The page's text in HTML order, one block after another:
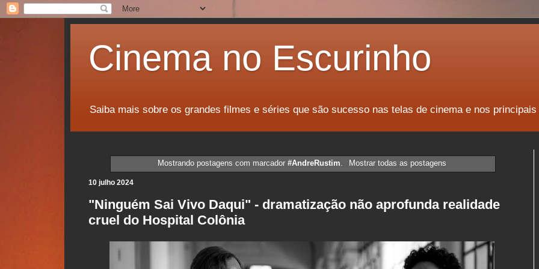
Cinema no Escurinho
Saiba mais sobre os grandes filmes e séries que são sucesso nas telas de cinema e nos
Mostrando postagens com marcador#AndreRustim. Mostrar todas as postagens
10 julho 2024
"Ninguém Sai Vivo Daqui" - dramatização não aprofunda realidade
cruel do Hospital Colônia